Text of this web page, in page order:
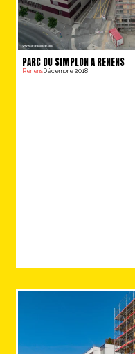
PARC DU SIMPLON A RENENS
RenensDécembre 2018